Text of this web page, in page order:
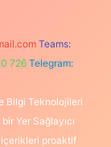
Teams:
726 Telegram:
Bilgi Teknolojileri
Yer Sağlayıcı
proaktif